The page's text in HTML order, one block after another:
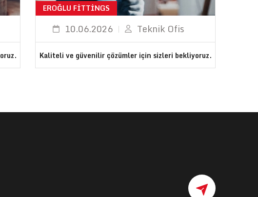
EROĞLU FITTINGS
10.06.2026 Teknik Ofis
Kaliteli ve güvenilir çözümler için sizleri bekliyoruz.